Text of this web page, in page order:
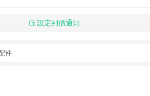
設定到價通知
件